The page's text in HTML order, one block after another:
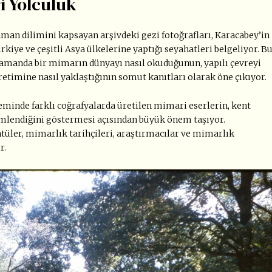
dilimini kapsayan arşivdeki gezi fotoğrafları, Karacabey’in
ve çeşitli Asya ülkelerine yaptığı seyahatleri belgeliyor. Bu
bir mimarın dünyayı nasıl okuduğunun, yapılı çevreyi
nasıl yaklaştığının somut kanıtları olarak öne çıkıyor.
farklı coğrafyalarda üretilen mimari eserlerin, kent
göstermesi açısından büyük önem taşıyor.
mimarlık tarihçileri, araştırmacılar ve mimarlık